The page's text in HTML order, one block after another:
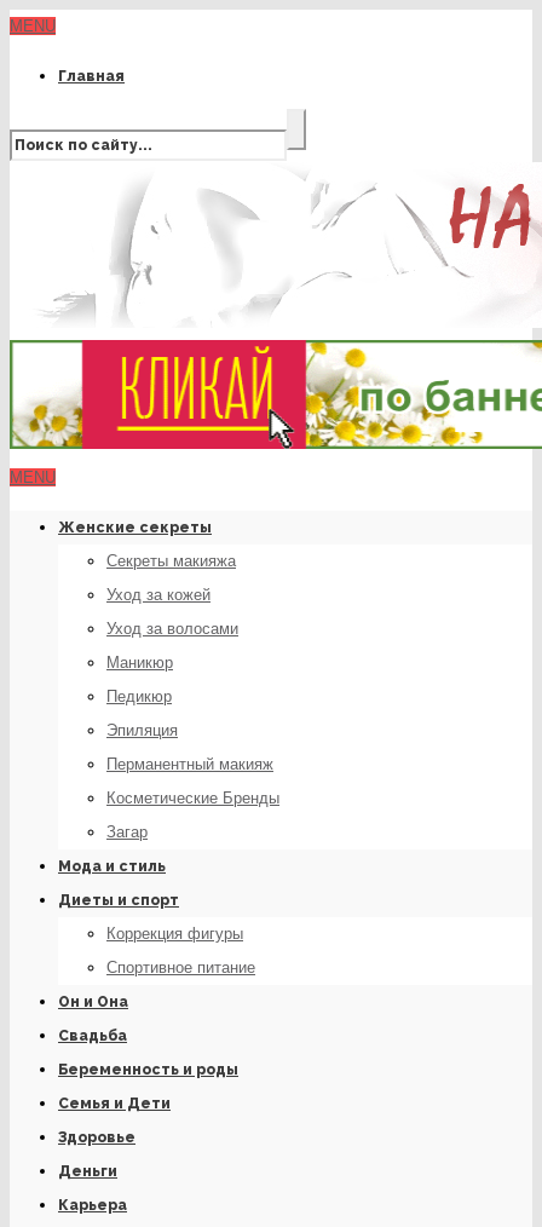
MENU
Главная
MENU
Женские секреты
Секреты макияжа
Уход за кожей
Уход за волосами
Маникюр
Педикюр
Эпиляция
Перманентный макияж
Косметические Бренды
Загар
Мода и стиль
Диеты и спорт
Коррекция фигуры
Спортивное питание
Он и Она
Свадьба
Беременность и роды
Семья и Дети
Здоровье
Деньги
Карьера